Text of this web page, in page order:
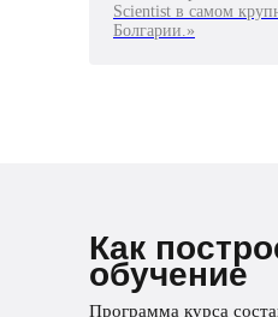
Scientist в самом
Болгарии.»
Как
обучение
Программа курса